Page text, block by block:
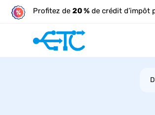
Profitez de20 % de crédit d’impôt